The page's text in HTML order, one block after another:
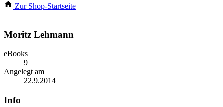
Zur Shop-Startseite
Moritz Lehmann
eBooks
9
Angelegt am
22.9.2014
Info